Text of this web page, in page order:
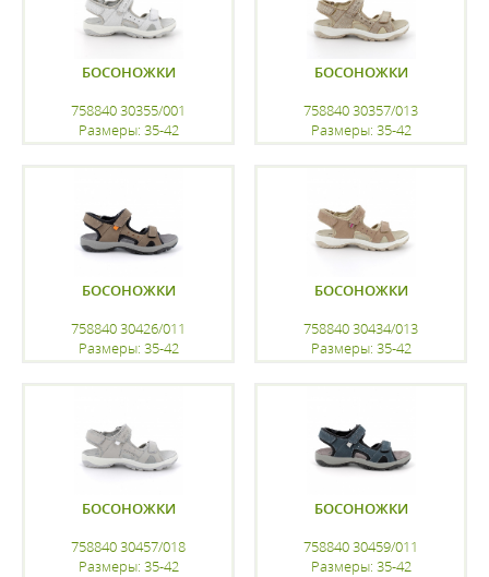
БОСОНОЖКИ
758840 30355/001
Размеры: 35-42
БОСОНОЖКИ
758840 30357/013
Размеры: 35-42
БОСОНОЖКИ
758840 30426/011
Размеры: 35-42
БОСОНОЖКИ
758840 30434/013
Размеры: 35-42
БОСОНОЖКИ
758840 30457/018
Размеры: 35-42
БОСОНОЖКИ
758840 30459/011
Размеры: 35-42